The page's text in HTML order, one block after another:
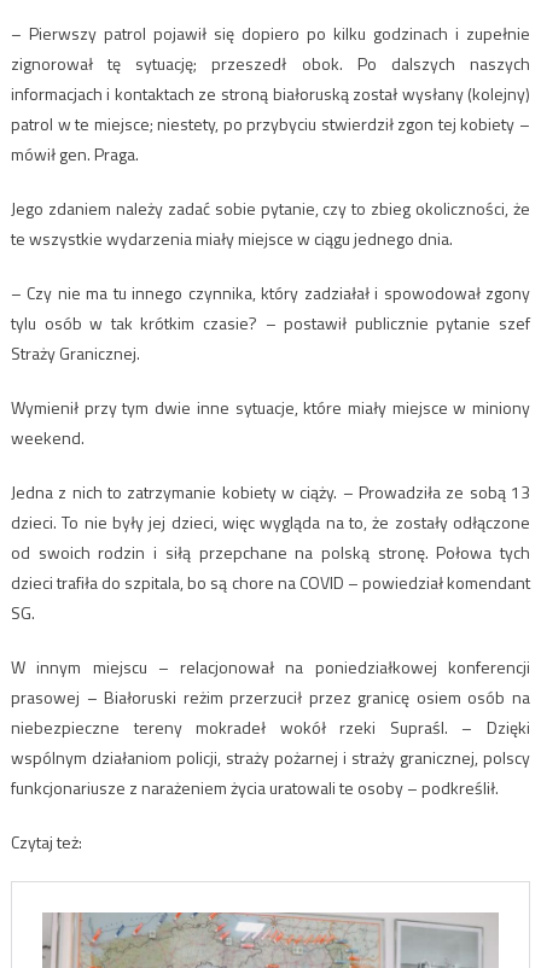
– Pierwszy patrol pojawił się dopiero po kilku godzinach i zupełnie
zignorował tę sytuację; przeszedł obok. Po dalszych naszych
informacjach i kontaktach ze stroną białoruską został wysłany (kolejny)
patrol w te miejsce; niestety, po przybyciu stwierdził zgon tej kobiety –
mówił gen. Praga.
Jego zdaniem należy zadać sobie pytanie, czy to zbieg okoliczności, że
te wszystkie wydarzenia miały miejsce w ciągu jednego dnia.
– Czy nie ma tu innego czynnika, który zadziałał i spowodował zgony
tylu osób w tak krótkim czasie? – postawił publicznie pytanie szef
Straży Granicznej.
Wymienił przy tym dwie inne sytuacje, które miały miejsce w miniony
weekend.
Jedna z nich to zatrzymanie kobiety w ciąży. – Prowadziła ze sobą 13
dzieci. To nie były jej dzieci, więc wygląda na to, że zostały odłączone
od swoich rodzin i siłą przepchane na polską stronę. Połowa tych
dzieci trafiła do szpitala, bo są chore na COVID – powiedział komendant
SG.
W innym miejscu – relacjonował na poniedziałkowej konferencji
prasowej – Białoruski reżim przerzucił przez granicę osiem osób na
niebezpieczne tereny mokradeł wokół rzeki Supraśl. – Dzięki
wspólnym działaniom policji, straży pożarnej i straży granicznej, polscy
funkcjonariusze z narażeniem życia uratowali te osoby – podkreślił.
Czytaj też: